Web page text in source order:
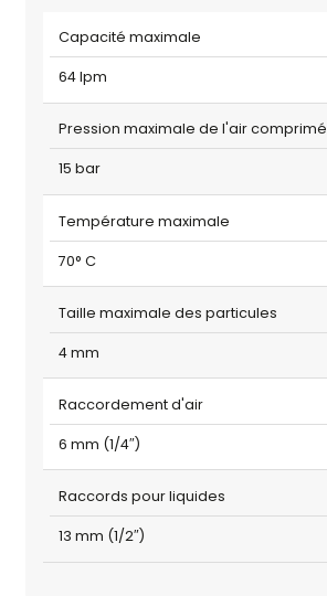
Capacité maximale
64 lpm
Pression maximale de l'air comprimé
15 bar
Température maximale
70° C
Taille maximale des particules
4 mm
Raccordement d'air
6 mm (1/4″)
Raccords pour liquides
13 mm (1/2″)